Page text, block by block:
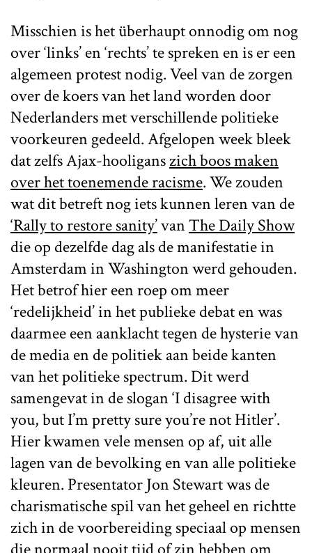
Misschien is het überhaupt onnodig om nog
over ‘links’ en ‘rechts’ te spreken en is er een
algemeen protest nodig. Veel van de zorgen
over de koers van het land worden door
Nederlanders met verschillende politieke
voorkeuren gedeeld. Afgelopen week bleek
dat zelfs Ajax-hooliganszich boos maken
over het toenemende racisme. We zouden
wat dit betreft nog iets kunnen leren van de
‘Rally to restore sanity’vanThe Daily Show
die op dezelfde dag als de manifestatie in
Amsterdam in Washington werd gehouden.
Het betrof hier een roep om meer
‘redelijkheid’ in het publieke debat en was
daarmee een aanklacht tegen de hysterie van
de media en de politiek aan beide kanten
van het politieke spectrum. Dit werd
samengevat in de slogan ‘I disagree with
you, but I’m pretty sure you’re not Hitler’.
Hier kwamen vele mensen op af, uit alle
lagen van de bevolking en van alle politieke
kleuren. Presentator Jon Stewart was de
charismatische spil van het geheel en richtte
zich in de voorbereiding speciaal op mensen